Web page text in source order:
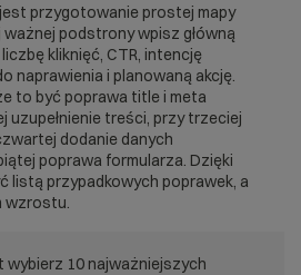
przygotowanie prostej mapy
podstrony wpisz główną
kliknięć, CTR, intencję
naprawienia i planowaną akcję.
to być poprawa title i meta
uzupełnienie treści, przy trzeciej
dodanie danych
poprawa formularza. Dzięki
listą przypadkowych poprawek, a
wzrostu.
wybierz 10 najważniejszych